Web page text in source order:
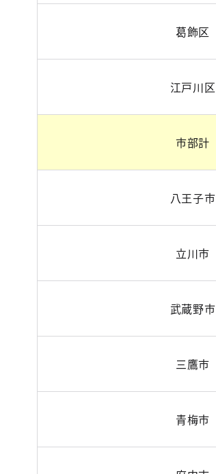
葛飾区
江戸川区
市部計
八王子市
立川市
武蔵野市
三鷹市
青梅市